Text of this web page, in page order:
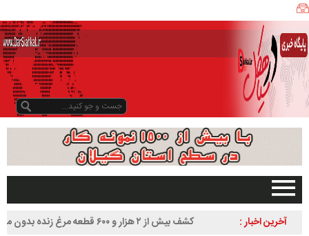
صفحه اصلی
آخرین اخبار :
کشف بیش از ۲ هزار و ۶۰۰ قطعه مرغ زنده بدون مجوز در
ا
ه
ک
ل
ز
و
د
و
د